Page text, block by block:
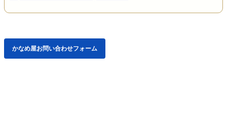
かなめ屋お問い合わせフォーム